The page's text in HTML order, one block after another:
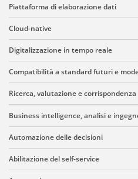
Piattaforma di elaborazione dati
Cloud-native
Digitalizzazione in tempo reale
Compatibilità a standard futuri e
Ricerca, valutazione e corrispondenza
Business intelligence, analisi e
Automazione delle decisioni
Abilitazione del self-service